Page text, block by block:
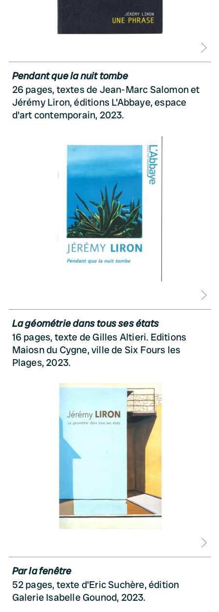
Pendant que la nuit tombe
26 pages, textes de Jean-Marc Salomon et
Jérémy Liron, éditions L'Abbaye, espace
d'art contemporain, 2023.
La géométrie dans tous ses états
16 pages, texte de Gilles Altieri. Editions
Maiosn du Cygne, ville de Six Fours les
Plages, 2023.
Par la fenêtre
52 pages, texte d'Eric Suchère, édition
Galerie Isabelle Gounod, 2023.